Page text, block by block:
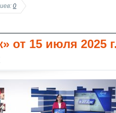
0
от 15 июля 2025